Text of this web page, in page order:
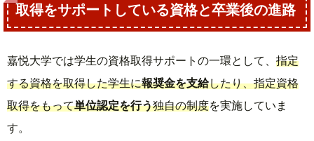
取得をサポートしている資格と卒業後の進路
嘉悦大学では学生の資格取得サポートの一環として、 指定
する資格を取得した学生に報奨金を支給したり、指定資格
取得をもって単位認定を行う独自の制度を実施していま
す。